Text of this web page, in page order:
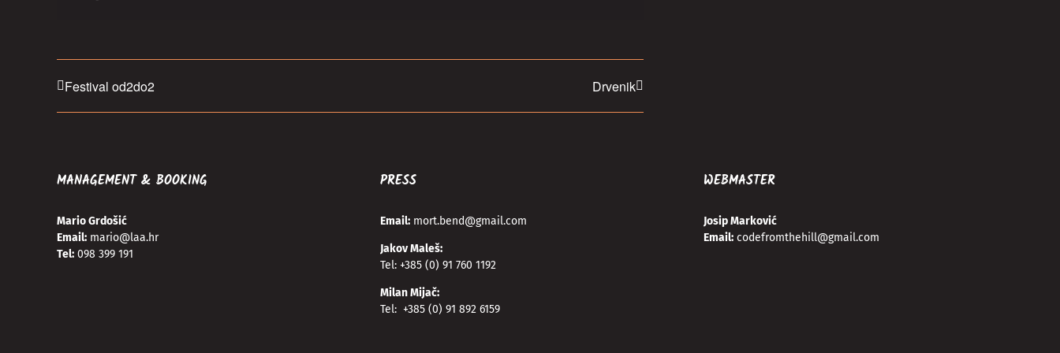
Festival od2do2 Drvenik
MANAGEMENT & BOOKING
Mario Grdošić
Email: mario@laa.hr
Tel: 098 399 191
PRESS
Email: mort.bend@gmail.com
Jakov Maleš:
Tel: +385 (0) 91 760 1192
Milan Mijač:
Tel: +385 (0) 91 892 6159
WEBMASTER
Josip Marković
Email: codefromthehill@gmail.com